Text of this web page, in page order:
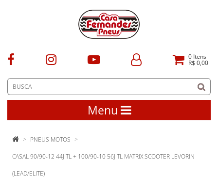
0 Itens
R$ 0,00
Menu
PNEUS MOTOS
CASAL 90/90-12 44J TL + 100/90-10 56J TL MATRIX SCOOTER LEVORIN
(LEAD/ELITE)